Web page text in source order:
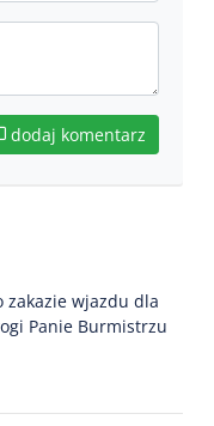
dodaj komentarz
zakazie wjazdu dla
Panie Burmistrzu